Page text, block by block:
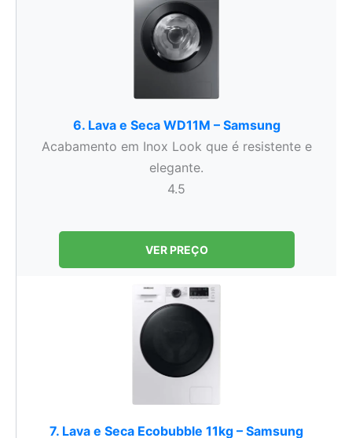
6. Lava e Seca WD11M – Samsung
Acabamento em Inox Look que é resistente e
elegante.
4.5
VER PREÇO
7. Lava e Seca Ecobubble 11kg – Samsung